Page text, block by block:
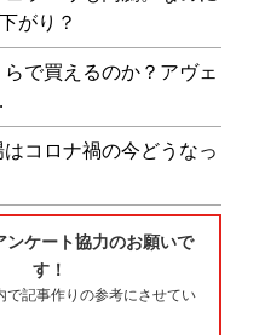
がり？
で買えるのか？アヴェ
コロナ禍の今どうなっ